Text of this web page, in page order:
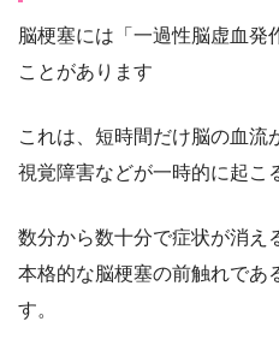
脳梗塞には「一過性脳虚血発
ことがあります
これは、短時間だけ脳の血流
視覚障害などが一時的に起こ
数分から数十分で症状が消え
本格的な脳梗塞の前触れであ
す。